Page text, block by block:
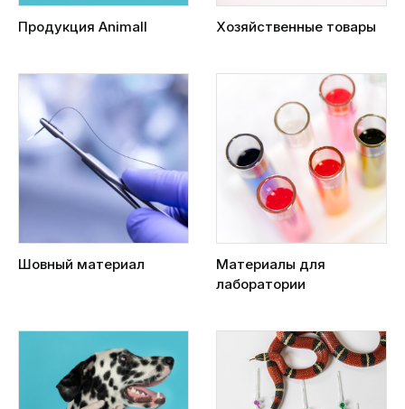
Продукция Animall Хозяйственные товары
Шовный материал
Материалы для
лаборатории